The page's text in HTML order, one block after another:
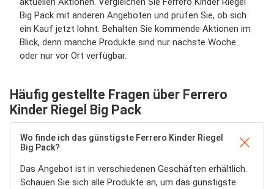
Big Pack mit anderen Angeboten und prüfen Sie, ob sich
ein Kauf jetzt lohnt. Behalten Sie kommende Aktionen im
Blick, denn manche Produkte sind nur nächste Woche
oder nur vor Ort verfügbar.
Häufig gestellte Fragen über Ferrero
Kinder Riegel Big Pack
Wo finde ich das günstigste Ferrero Kinder Riegel
Big Pack?
Das Angebot ist in verschiedenen Geschäften erhältlich.
Schauen Sie sich alle Produkte an, um das günstigste